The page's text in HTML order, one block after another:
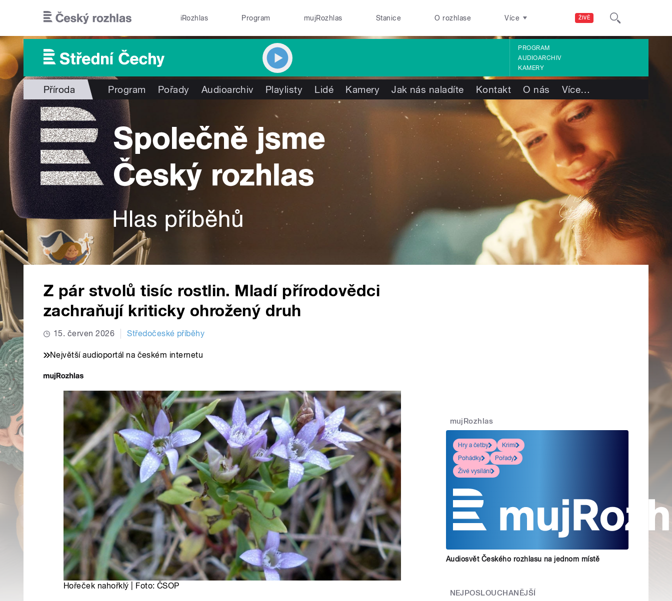
ŽIVĚ
iRozhlas Program mujRozhlas Stanice O rozhlase Více
PROGRAM
AUDIOARCHIV
KAMERY
Příroda Program Pořady Audioarchiv Playlisty Lidé Kamery Jak nás naladíte Kontakt O nás Více…
Z pár stvolů tisíc rostlin. Mladí přírodovědci
zachraňují kriticky ohrožený druh
15. červen 2026 Středočeské příběhy
Největší audioportál na českém internetu
Hořeček nahořklý | Foto: ČSOP
mujRozhlas
Hry a četby
Krimi
Pohádky
Pořady
Živé vysílání
Audiosvět Českého rozhlasu na jednom místě
NEJPOSLOUCHANĚJŠÍ